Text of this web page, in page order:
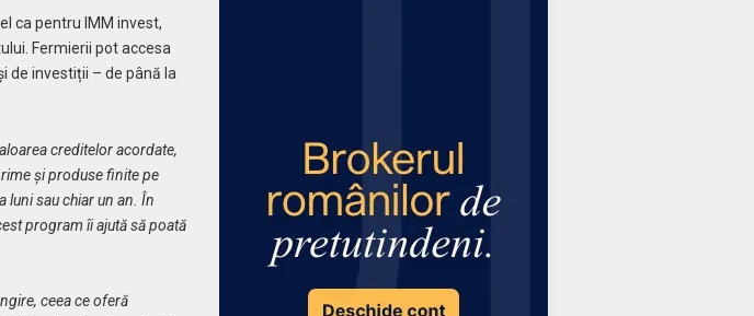
ca pentru IMM invest,
Fermierii pot accesa
de investiții – de până la
creditelor acordate,
și produse finite pe
luni sau chiar un an. În
program îi ajută să poată
ceea ce oferă